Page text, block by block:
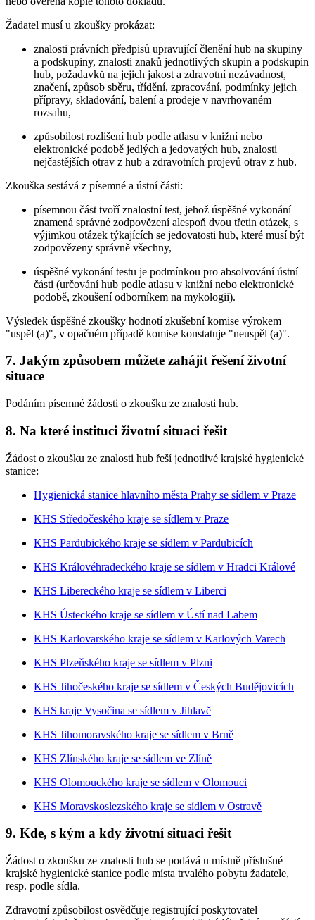
Žadatel musí u zkoušky prokázat:
znalosti právních předpisů upravující členění hub na skupiny
a podskupiny, znalosti znaků jednotlivých skupin a podskupin
hub, požadavků na jejich jakost a zdravotní nezávadnost,
značení, způsob sběru, třídění, zpracování, podmínky jejich
přípravy, skladování, balení a prodeje v navrhovaném
rozsahu,
způsobilost rozlišení hub podle atlasu v knižní nebo
elektronické podobě jedlých a jedovatých hub, znalosti
nejčastějších otrav z hub a zdravotních projevů otrav z hub.
Zkouška sestává z písemné a ústní části:
písemnou část tvoří znalostní test, jehož úspěšné vykonání
znamená správné zodpovězení alespoň dvou třetin otázek, s
výjimkou otázek týkajících se jedovatosti hub, které musí být
zodpovězeny správně všechny,
úspěšné vykonání testu je podmínkou pro absolvování ústní
části (určování hub podle atlasu v knižní nebo elektronické
podobě, zkoušení odborníkem na mykologii).
Výsledek úspěšné zkoušky hodnotí zkušební komise výrokem
"uspěl (a)", v opačném případě komise konstatuje "neuspěl (a)".
7. Jakým způsobem můžete zahájit řešení životní
situace
Podáním písemné žádosti o zkoušku ze znalosti hub.
8. Na které instituci životní situaci řešit
Žádost o zkoušku ze znalosti hub řeší jednotlivé krajské hygienické
stanice:
Hygienická stanice hlavního města Prahy se sídlem v Praze
KHS Středočeského kraje se sídlem v Praze
KHS Pardubického kraje se sídlem v Pardubicích
KHS Královéhradeckého kraje se sídlem v Hradci Králové
KHS Libereckého kraje se sídlem v Liberci
KHS Ústeckého kraje se sídlem v Ústí nad Labem
KHS Karlovarského kraje se sídlem v Karlových Varech
KHS Plzeňského kraje se sídlem v Plzni
KHS Jihočeského kraje se sídlem v Českých Budějovicích
KHS kraje Vysočina se sídlem v Jihlavě
KHS Jihomoravského kraje se sídlem v Brně
KHS Zlínského kraje se sídlem ve Zlíně
KHS Olomouckého kraje se sídlem v Olomouci
KHS Moravskoslezského kraje se sídlem v Ostravě
9. Kde, s kým a kdy životní situaci řešit
Žádost o zkoušku ze znalosti hub se podává u místně příslušné
krajské hygienické stanice podle místa trvalého pobytu žadatele,
resp. podle sídla.
Zdravotní způsobilost osvědčuje registrující poskytovatel